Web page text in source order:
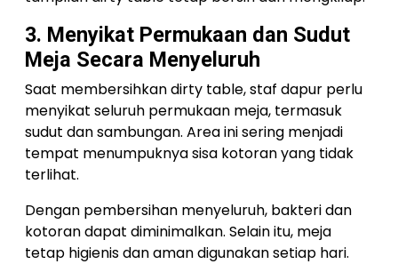
3. Menyikat Permukaan dan Sudut
Meja Secara Menyeluruh
Saat membersihkan dirty table, staf dapur perlu
menyikat seluruh permukaan meja, termasuk
sudut dan sambungan. Area ini sering menjadi
tempat menumpuknya sisa kotoran yang tidak
terlihat.
Dengan pembersihan menyeluruh, bakteri dan
kotoran dapat diminimalkan. Selain itu, meja
tetap higienis dan aman digunakan setiap hari.